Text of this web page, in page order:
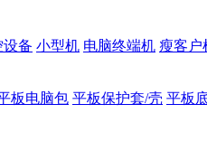
设备 小型机 电脑终端机 瘦客户
板电脑包 平板保护套/壳 平板